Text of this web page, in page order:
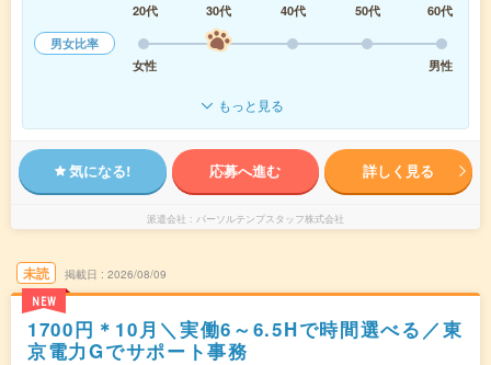
20代
30代 40代 50代
60代
男女比率
女性
男性
もっと見る
気になる! 応募へ進む 詳しく見る
派遣会社 パーソルテンプスタッフ株式会社
未読
NEW
掲載日 2026/08/09
1700円＊10月＼実働6～6.5Hで時間選べる／東
京電力Gでサポート事務